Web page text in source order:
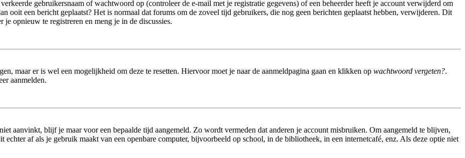
gebruikersnaam of wachtwoord op (controleer de e-mail met je registratie gegevens) of een beheerder heeft je account verwijderd om
ooit een bericht geplaatst? Het is normaal dat forums om de zoveel tijd gebruikers, die nog geen berichten geplaatst hebben, verwijderen. Dit
je opnieuw te registreren en meng je in de discussies.
maar er is wel een mogelijkheid om deze te resetten. Hiervoor moet je naar de aanmeldpagina gaan en klikken op wachtwoord vergeten?.
aanmelden.
aanvinkt, blijf je maar voor een bepaalde tijd aangemeld. Zo wordt vermeden dat anderen je account misbruiken. Om aangemeld te blijven,
echter af als je gebruik maakt van een openbare computer, bijvoorbeeld op school, in de bibliotheek, in een internetcafé, enz. Als deze optie niet